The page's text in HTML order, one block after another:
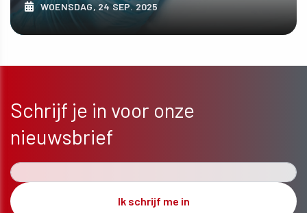
WOENSDAG, 24 SEP. 2025
Schrijf je in voor onze
nieuwsbrief